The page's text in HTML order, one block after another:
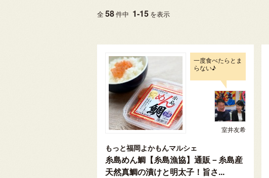
全58件中 1-15 を表示
一度食べたらとま
らない♪
室井友希
もっと福岡よかもんマルシェ
糸島めん鯛【糸島漁協】通販－糸島産
天然真鯛の漬けと明太子！旨さ...